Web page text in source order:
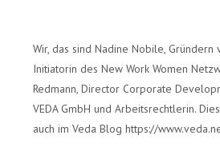
Wir, das sind Nadine Nobile, Gründern
Initiatorin des New Work Women
Redmann, Director Corporate
VEDA GmbH und Arbeitsrechtlerin.
auch im Veda Blog https://